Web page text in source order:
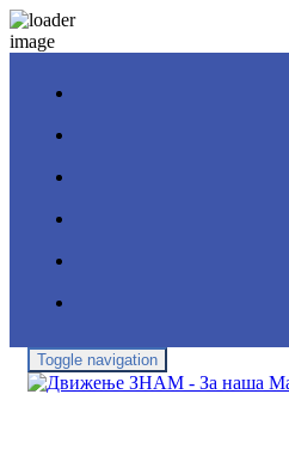
Toggle navigation